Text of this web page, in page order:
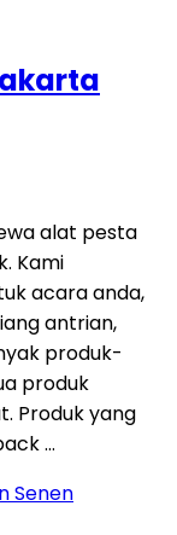
alat pesta
Kami
acara anda,
antrian,
produk-
produk
Produk yang
…